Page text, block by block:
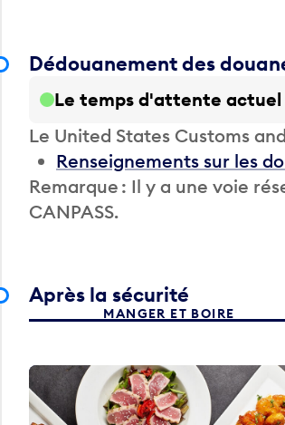
Dédouanement des
Le temps d'attente actuel
Le United States Customs
Renseignements sur les
Remarque : Il y a une voie
CANPASS.
Après la sécurité
MANGER ET BOIRE